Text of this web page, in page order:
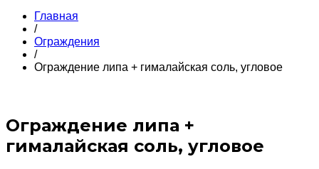
Главная
/
Ограждения
/
Ограждение липа + гималайская соль, угловое
Ограждение липа +
гималайская соль, угловое